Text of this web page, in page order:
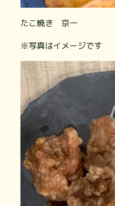
たこ焼き 京一
※写真はイメージです